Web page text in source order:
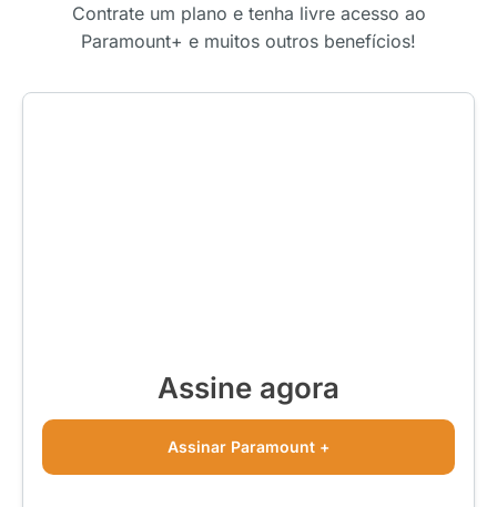
Contrate um plano e tenha livre acesso ao
Paramount+ e muitos outros benefícios!
Assine agora
Assinar Paramount +